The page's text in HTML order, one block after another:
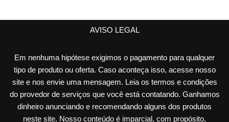
AVISO LEGAL
Em nenhuma hipótese exigimos o pagamento para qualquer
tipo de produto ou oferta. Caso aconteça isso, acesse nosso
site e nos envie uma mensagem. Leia os termos e condições
do provedor de serviços que você está contatando. Ganhamos
dinheiro anunciando e recomendando alguns dos produtos
neste site. Nosso conteúdo é imparcial, com propósito,